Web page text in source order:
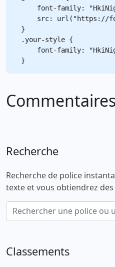
font-family:
src: url("https://
}
.your-style {
font-family:
Commentaires
Recherche
Recherche de police
texte et vous obtiendrez
Classements